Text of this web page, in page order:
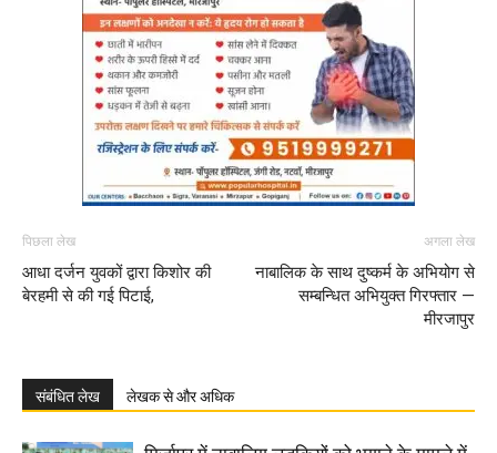
पिछला लेख
आधा दर्जन युवकों द्वारा किशोर की
बेरहमी से की गई पिटाई,
अगला लेख
नाबालिक के साथ दुष्कर्म के अभियोग से
सम्बन्धित अभियुक्त गिरफ्तार —
मीरजापुर
संबंधित लेख लेखक से और अधिक